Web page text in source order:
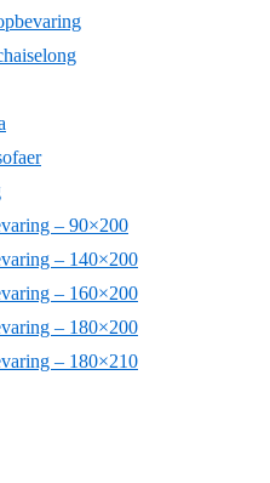
– 90×200
– 140×200
– 160×200
– 180×200
– 180×210